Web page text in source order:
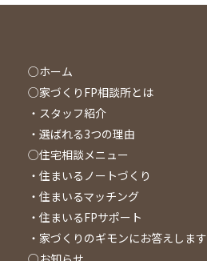
○ホーム
○家づくりFP相談所とは
・スタッフ紹介
・選ばれる3つの理由
○住宅相談メニュー
・住まいるノートづくり
・住まいるマッチング
・住まいるFPサポート
・家づくりのギモンにお答えします